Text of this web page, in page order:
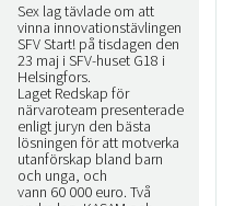
Sex lag tävlade om att
vinna innovationstävlingen
SFV Start! på tisdagen den
23 maj i SFV-huset G18 i
Helsingfors.
Laget Redskap för
närvaroteam presenterade
enligt juryn den bästa
lösningen för att motverka
utanförskap bland barn
och unga, och
vann 60 000 euro. Två